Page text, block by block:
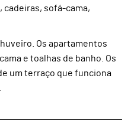
cadeiras, sofá-cama,
Os apartamentos
e toalhas de banho. Os
um terraço que funciona